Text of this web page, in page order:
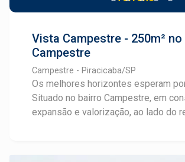
Vista Campestre - 250m² no
Campestre
Campestre - Piracicaba/SP
Os melhores horizontes esperam
Situado no bairro Campestre, em
expansão e valorização, ao lado do
imóveis com amplitude, uma vista